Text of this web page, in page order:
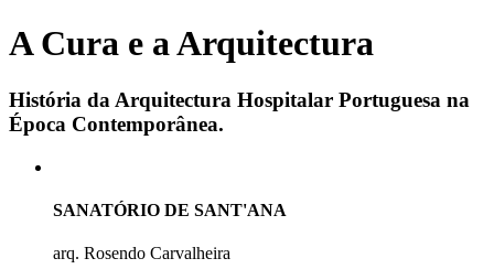
A Cura e a Arquitectura
História da Arquitectura Hospitalar Portuguesa na
Época Contemporânea.
SANATÓRIO DE SANT'ANA
arq. Rosendo Carvalheira